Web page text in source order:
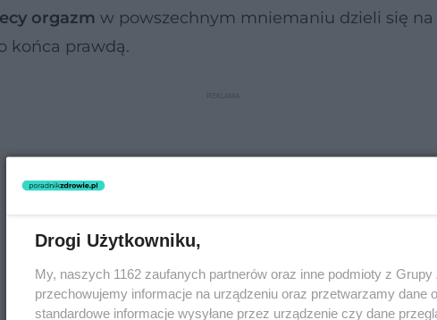
orgazm w powszechnym mniemaniu dzieli się na
końca prawdą.
Drogi Użytkowniku,
My, naszych 1162 zaufanych partnerów oraz inne podmioty z
przechowujemy informacje na urządzeniu oraz przetwarzamy dane
standardowe informacje wysyłane przez urządzenie czy dane